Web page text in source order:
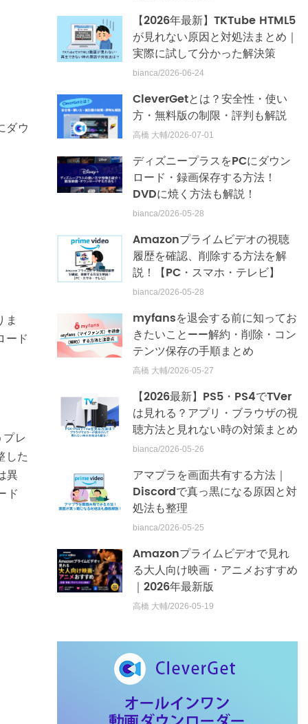
ダウ
ま
ード
プレ
した
異
ド
【2026年最新】TKTube HTML5
が見れない原因と対処法まとめ｜
実際に試して分かった解決策
bianca/2026-06-24
CleverGetとは？安全性・使い
方・無料版の制限・評判も解説
高橋 大輔/2026-07-01
ディズニープラスをPCにダウン
ロード・録画保存する方法！
DVDに焼く方法も解説！
bianca/2026-05-28
Amazonプライムビデオの視聴
履歴を確認、削除する方法を解
説！【PC・スマホ・テレビ】
bianca/2026-05-28
myfansを退会する前に知ってお
きたいこと——解約・削除・コン
テンツ保存の手順まとめ
高橋 大輔/2026-05-27
【2026最新】PS5・PS4でTVer
は見れる？アプリ・ブラウザの視
聴方法と見れない時の対策まとめ
bianca/2026-05-26
アマプラを画面共有する方法｜
Discordで真っ黒になる原因と対
処法も整理
bianca/2026-05-25
Amazonプライムビデオで見れ
る大人向け映画・アニメおすすめ
｜2026年最新版
高橋 大輔/2026-05-19